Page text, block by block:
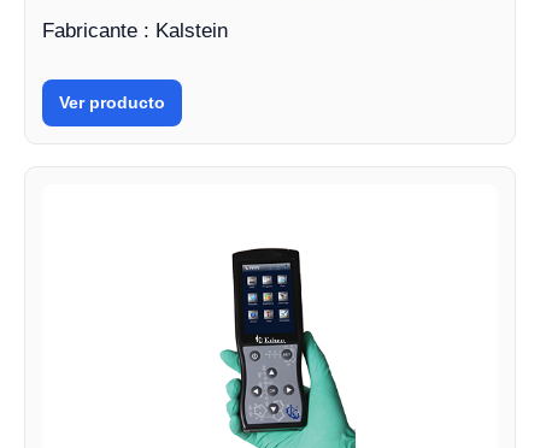
Fabricante : Kalstein
Ver producto